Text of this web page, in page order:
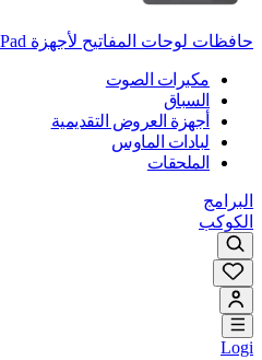
حافظات لوحات المفاتيح لأجهزة ‏iPad
مكبرات الصوت
السباق
أجهزة العروض التقديمية
لبادات الماوس
الملحقات
البرامج
الكوكب
Logi